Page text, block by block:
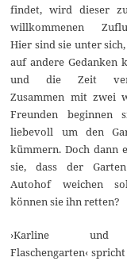
findet, wird dieser
willkommenen
Hier sind sie unter
auf andere Gedanken
und die Zeit
Zusammen mit zwei
Freunden beginnen
liebevoll um den
kümmern. Doch dann
sie, dass der
Autohof weichen
können sie ihn retten?
›Karline
Flaschengarten‹